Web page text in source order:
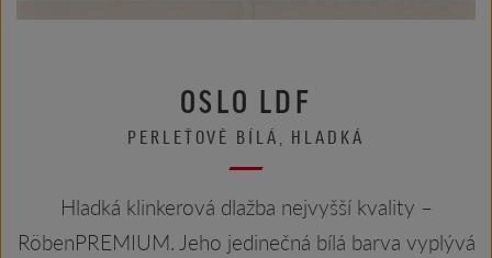
OSLO LDF
PERLEŤOVĚ BÍLÁ, HLADKÁ
Hladká klinkerová dlažba nejvyšší kvality –
RöbenPREMIUM. Jeho jedinečná bílá barva vyplývá